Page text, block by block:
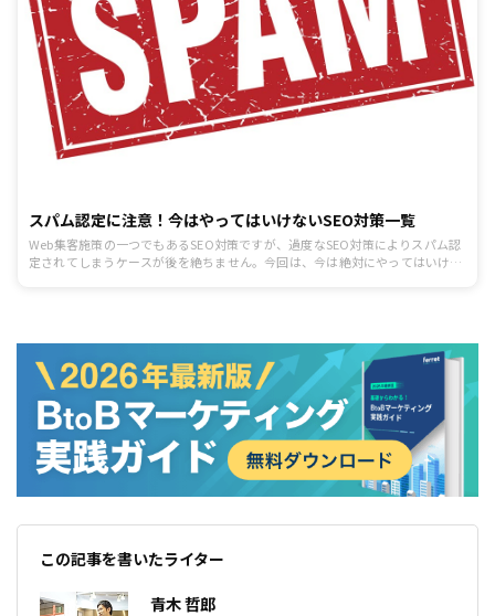
スパム認定に注意！今はやってはいけないSEO対策一覧
Web集客施策の一つでもあるSEO対策ですが、過度なSEO対策によりスパム認
定されてしまうケースが後を絶ちません。今回は、今は絶対にやってはいけな
この記事を書いたライター
青木 哲郎